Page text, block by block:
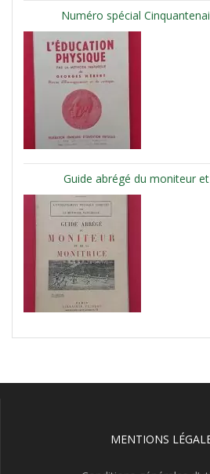
Numéro spécial
Guide abrégé du moniteur
MENTIONS